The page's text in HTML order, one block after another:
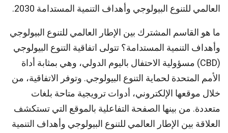
العالمي للتنوع البيولوجي وأهداف التنمية المستدامة 2030.
ما هو القاسم المشترك بين الإطار العالمي للتنوع البيولوجي
وأهداف التنمية المستدامة؟ تتولى اتفاقية التنوع البيولوجي
(CBD) مسؤولية الاحتفال باليوم الدولي، وهي بمثابة أداة
الأمم المتحدة لحماية التنوع البيولوجي. وتوفر الاتفاقية، من
خلال موقعها الإلكتروني، أدوات ترويجية متاحة بلغات
متعددة. من بينها الصفحة التفاعلية بالموقع التي تستكشف
العلاقة بين الإطار العالمي للتنوع البيولوجي وأهداف التنمية